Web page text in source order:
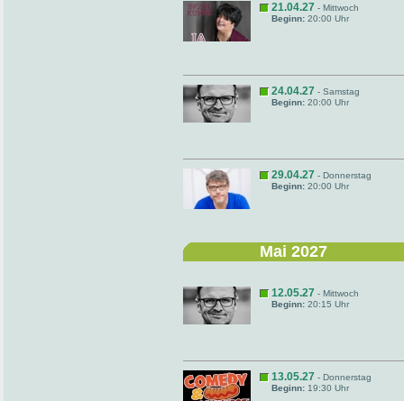
21.04.27 - Mittwoch
Beginn: 20:00 Uhr
24.04.27 - Samstag
Beginn: 20:00 Uhr
29.04.27 - Donnerstag
Beginn: 20:00 Uhr
Mai 2027
12.05.27 - Mittwoch
Beginn: 20:15 Uhr
13.05.27 - Donnerstag
Beginn: 19:30 Uhr